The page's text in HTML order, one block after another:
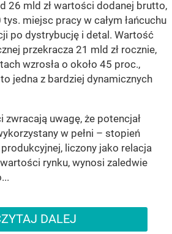
26 mld zł wartości dodanej brutto,
miejsc pracy w całym łańcuchu
po dystrybucję i detal. Wartość
przekracza 21 mld zł rocznie,
wzrosła o około 45 proc.,
jedna z bardziej dynamicznych
uwagę, że potencjał
w pełni – stopień
liczony jako relacja
rynku, wynosi zaledwie
DALEJ